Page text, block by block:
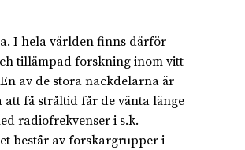
I hela världen finns därför
tillämpad forskning inom vitt
av de stora nackdelarna är
få stråltid får de vänta länge
radiofrekvenser i s.k.
består av forskargrupper i